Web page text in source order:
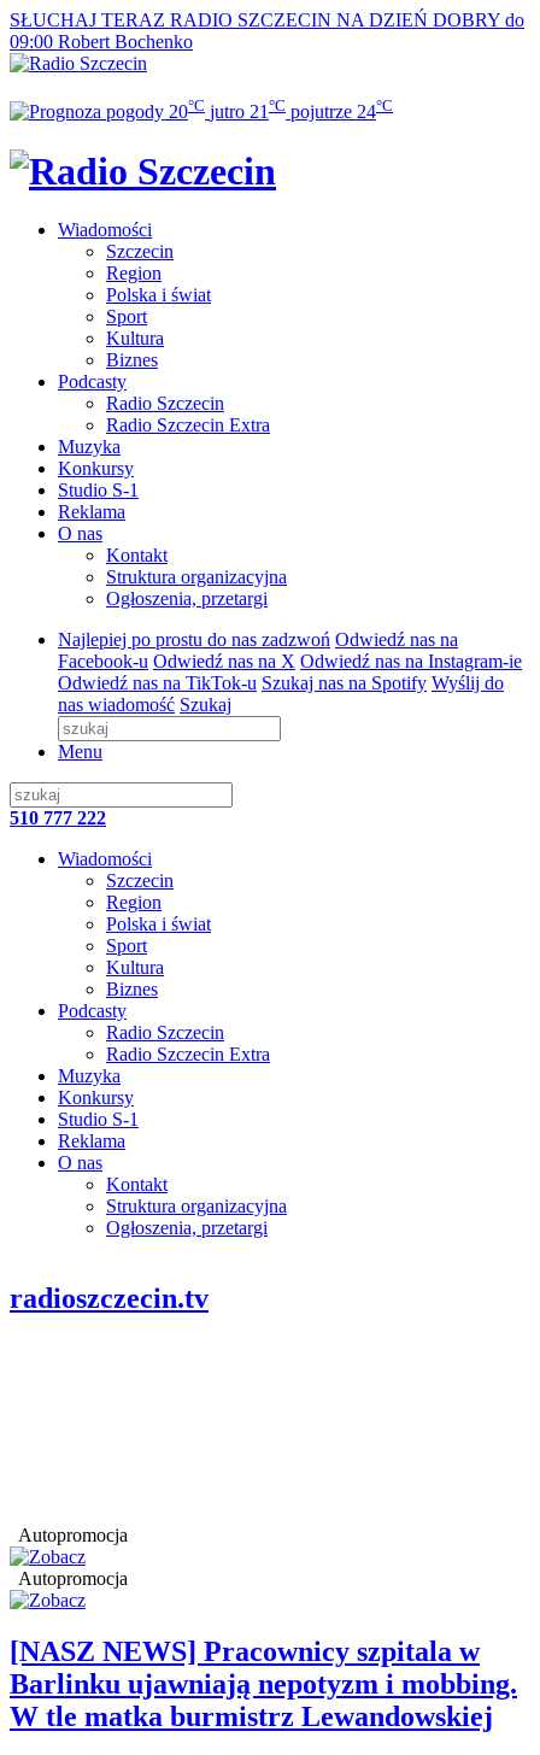
SŁUCHAJ TERAZ RADIO SZCZECIN NA DZIEŃ DOBRY do
09:00 Robert Bochenko
20°C jutro 21 °C pojutrze 24°C
Wiadomości
Szczecin
Region
Polska i świat
Sport
Kultura
Biznes
Podcasty
Radio Szczecin
Radio Szczecin Extra
Muzyka
Konkursy
Studio S-1
Reklama
O nas
Kontakt
Struktura organizacyjna
Ogłoszenia, przetargi
Najlepiej po prostu do nas zadzwoń Odwiedź nas na
Facebook-u Odwiedź nas na X Odwiedź nas na Instagram-ie
Odwiedź nas na TikTok-u Szukaj nas na Spotify Wyślij do
nas wiadomość Szukaj
Menu
510 777 222
Wiadomości
Szczecin
Region
Polska i świat
Sport
Kultura
Biznes
Podcasty
Radio Szczecin
Radio Szczecin Extra
Muzyka
Konkursy
Studio S-1
Reklama
O nas
Kontakt
Struktura organizacyjna
Ogłoszenia, przetargi
radioszczecin.tv
Autopromocja
Autopromocja
[NASZ NEWS] Pracownicy szpitala w
Barlinku ujawniają nepotyzm i mobbing.
W tle matka burmistrz Lewandowskiej